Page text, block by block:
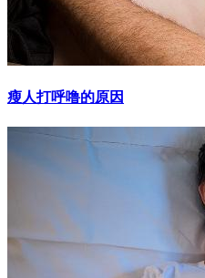
瘦人打呼噜的原因